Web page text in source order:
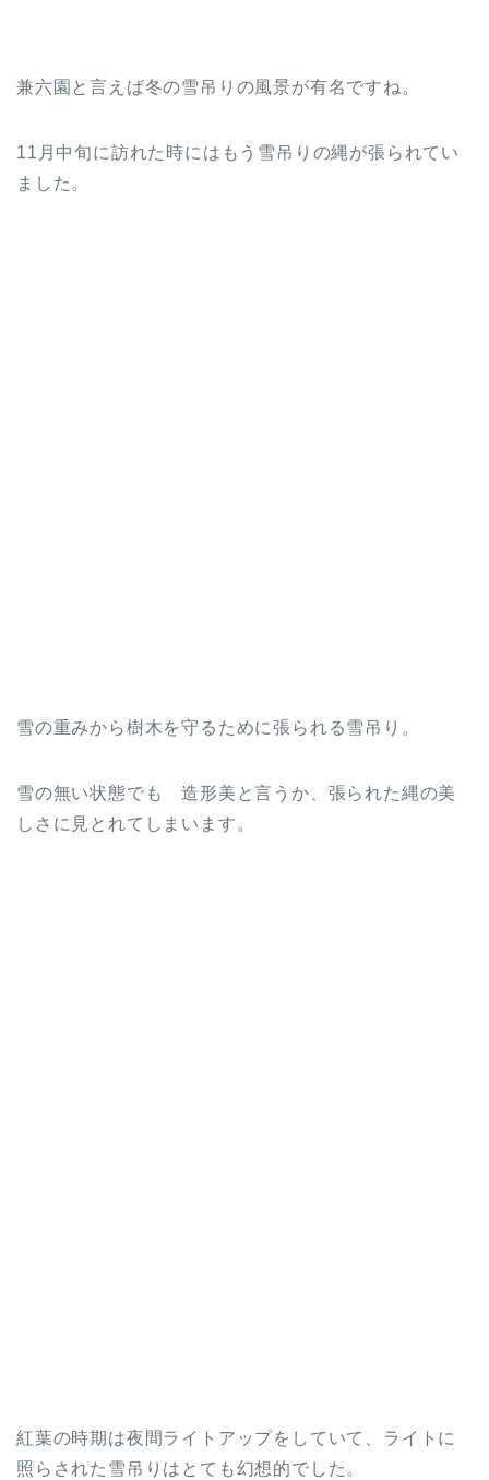
兼六園と言えば冬の雪吊りの風景が有名ですね。
11月中旬に訪れた時にはもう雪吊りの縄が張られてい
ました。
雪の重みから樹木を守るために張られる雪吊り。
雪の無い状態でも 造形美と言うか、張られた縄の美
しさに見とれてしまいます。
紅葉の時期は夜間ライトアップをしていて、ライトに
照らされた雪吊りはとても幻想的でした。